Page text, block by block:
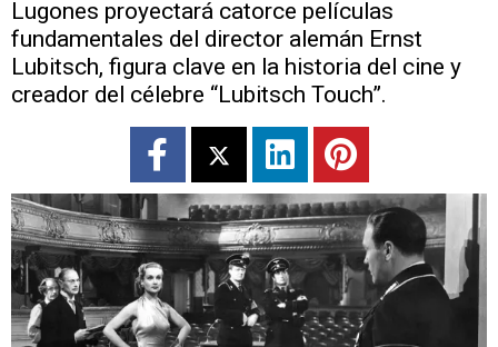
Lugones proyectará catorce películas
fundamentales del director alemán Ernst
Lubitsch, figura clave en la historia del cine y
creador del célebre “Lubitsch Touch”.